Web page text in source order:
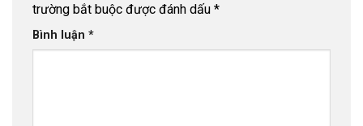
trường bắt buộc được đánh dấu *
Bình luận *